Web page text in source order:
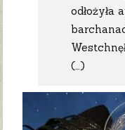
odłożyła
(…)